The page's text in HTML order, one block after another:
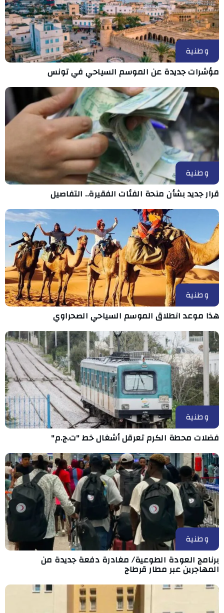
وطنية
مؤشرات جديدة عن الموسم السياحي في تونس
وطنية
قرار جديد بشأن منحة الفئات الفقيرة.. التفاصيل
وطنية
هذا موعد انطلاق الموسم السياحي الصحراوي
وطنية
فضلات محطة الكرم تعرقل أشغال خط "ت.ج.م"
وطنية
برنامج العودة الطوعية/ مغادرة دفعة جديدة من
المهاجرين عبر مطار قرطاج